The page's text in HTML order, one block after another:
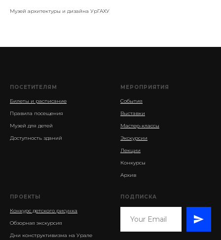
Музей архитектуры и дизайна УрГАХУ
ПОСЕТИТЕЛЯМ
Билеты и расписание
Правила посещения
Музей для детей
Доступность зданий
МЕРОПРИЯТИЯ
События
Выставки
Мастер-классы
Экскурсии
Лекции
Конкурсы
Архив
ПРОЕКТЫ
Конкурс детского рисунка
Обзорная экскурсия
Дни конструктивизма на Урале
ПОДПИСКА